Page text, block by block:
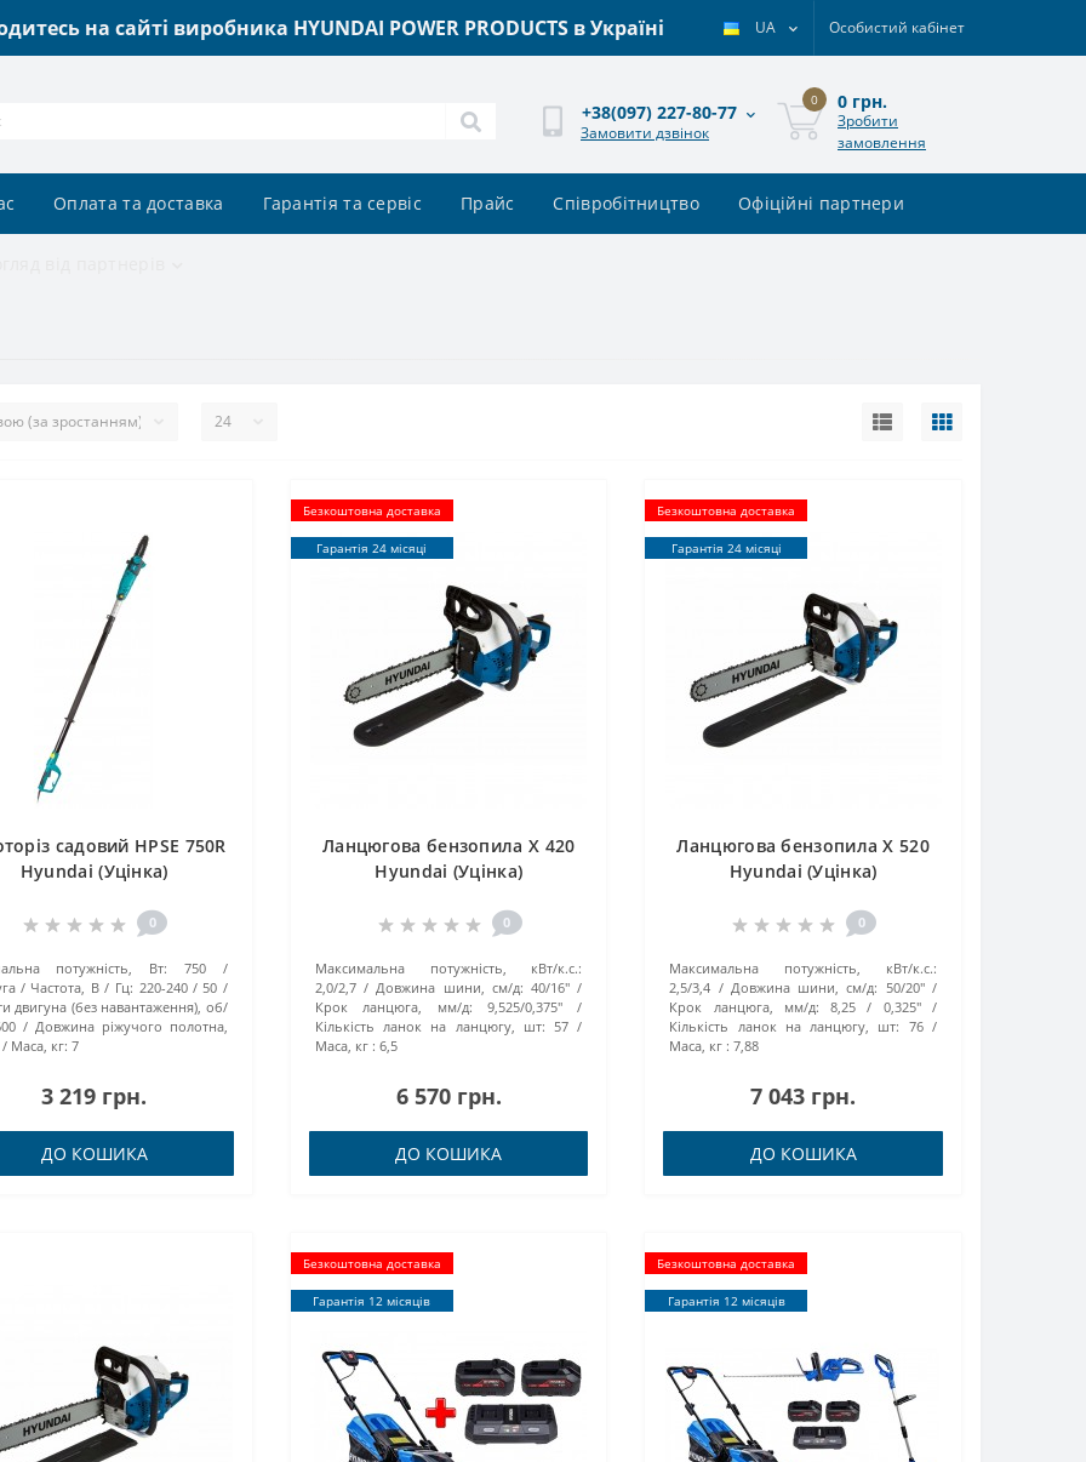
на сайті виробника HYUNDAI POWER PRODUCTS в Україні UA Особистий кабінет
+38(097) 227-80-77
Замовити дзвінок
0 0 грн.
Зробити
замовлення
Оплата та доставка Гарантія та сервіс Прайс Співробітництво Офіційні партнери
садовий HPSE 750R
Hyundai (Уцінка)
0
потужність, Вт:
750
/ Частота, В / Гц: 220-240 / 50
двигуна (без навантаження), об/
Довжина ріжучого полотна,
Маса, кг: 7
3 219 грн.
ДО КОШИКА
Безкоштовна доставка
Гарантія 24 місяці
Ланцюгова бензопила X 420
Hyundai (Уцінка)
0
Максимальна потужність, кВт/к.с.:
2,0/2,7
Довжина шини, см/д: 40/16''
Крок ланцюга, мм/д:
9,525/0,375''
Кількість ланок на ланцюгу, шт: 57
Маса, кг : 6,5
6 570 грн.
ДО КОШИКА
Безкоштовна доставка
Гарантія 24 місяці
Ланцюгова бензопила X 520
Hyundai (Уцінка)
0
Максимальна потужність, кВт/к.с.:
2,5/3,4
Довжина шини, см/д: 50/20''
Крок ланцюга, мм/д:
8,25 / 0,325''
Кількість ланок на ланцюгу, шт: 76
Маса, кг : 7,88
7 043 грн.
ДО КОШИКА
Безкоштовна доставка
Гарантія 12 місяців
Безкоштовна доставка
Гарантія 12 місяців